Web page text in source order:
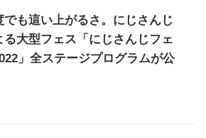
でも這い上がるさ。にじさんじ
る大型フェス「にじさんじフェ
」全ステージプログラムが公